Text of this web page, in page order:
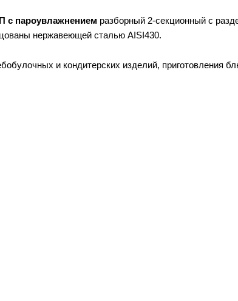
с пароувлажнением разборный 2-секционный с
нержавеющей сталью AISI430.
и кондитерских изделий, приготовления